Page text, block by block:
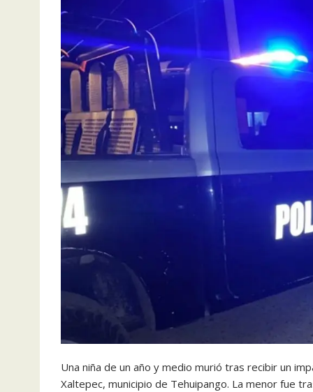
Una niña de un año y medio murió tras recibir un
Xaltepec, municipio de Tehuipango. La menor fue